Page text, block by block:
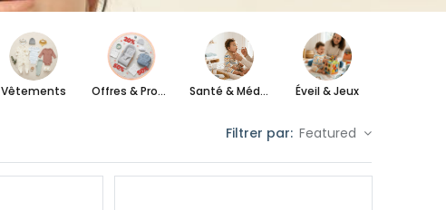
Vêtements Offres & Promotions Santé & Médical Éveil & Jeux
Filtrer par: Featured